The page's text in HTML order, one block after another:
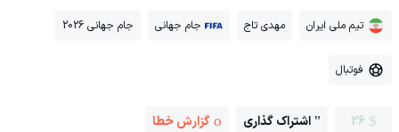
تیم ملی ایران مهدی تاج جام جهانی جام جهانی 2026
فوتبال
26 اشتراک گذاری گزارش خطا